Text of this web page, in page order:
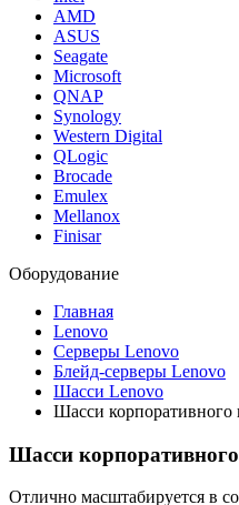
AMD
ASUS
Seagate
Microsoft
QNAP
Synology
Western Digital
QLogic
Brocade
Emulex
Mellanox
Finisar
Оборудование
Главная
Lenovo
Серверы Lenovo
Блейд-серверы Lenovo
Шасси Lenovo
Шасси корпоративного
Шасси корпоративного
Отлично масштабируется в